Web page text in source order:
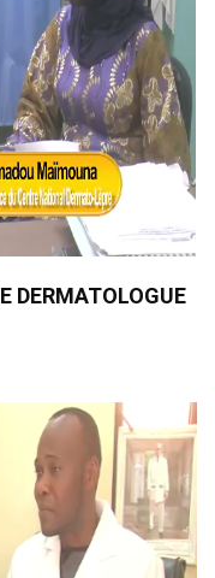
DERMATOLOGUE